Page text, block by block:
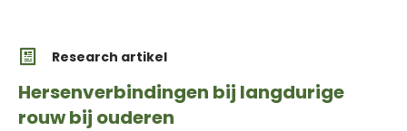
Research artikel
Hersenverbindingen bij langdurige
rouw bij ouderen